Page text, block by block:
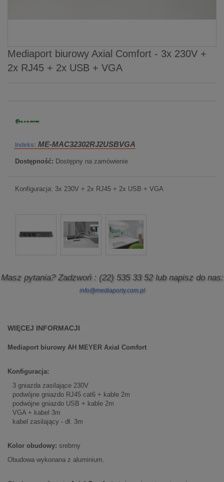
Mediaport biurowy Axial Comfort - 3x 230V +
2x RJ45 + 2x USB + VGA
Indeks: ME-MAC32302RJ2USBVGA
Dostępność: Dostępny na zamówienie
Konfiguracja: 3x 230V + 2x RJ45 + 2x USB + VGA
Masz pytania? Zadzwoń : (22) 535 33 52lub napisz do nas:
info@mediaporty.com.pl
WIĘCEJ INFORMACJI
Mediaport biurowy AH MEYER Axial Comfort
Konfiguracja:
3 gniazda zasilające 230V
podwójne gniazdo RJ45 cat6 + kable 2m
podwójne gniazdo USB + kable 2m
VGA + kabel 3m
kabel zasilający - dł. 3m
Kolor obudowy: srebrny
Obudowa wykonana z aluminium.